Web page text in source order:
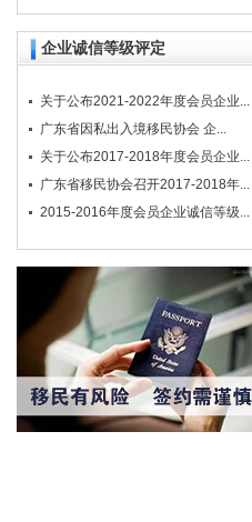
企业诚信等级评定
关于公布2021-2022年度会员企业...
广东省因私出入境移民协会 企...
关于公布2017-2018年度会员企业...
广东省移民协会召开2017-2018年...
2015-2016年度会员企业诚信等级...